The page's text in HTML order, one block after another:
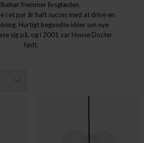
fremmer livsglæden.
i et par år haft succes med at drive en
Hurtigt begyndte idéer om nye
sig på, og i 2001 var House Docter
født.